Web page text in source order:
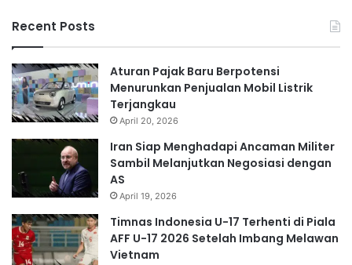
Recent Posts
Aturan Pajak Baru Berpotensi
Menurunkan Penjualan Mobil Listrik
Terjangkau
April 20, 2026
Iran Siap Menghadapi Ancaman Militer
Sambil Melanjutkan Negosiasi dengan
AS
April 19, 2026
Timnas Indonesia U-17 Terhenti di Piala
AFF U-17 2026 Setelah Imbang Melawan
Vietnam